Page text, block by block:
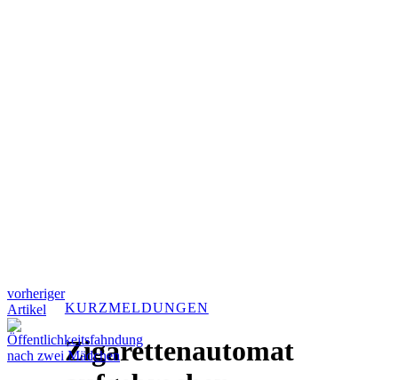
vorheriger
Artikel
KURZMELDUNGEN
Zigarettenautomat